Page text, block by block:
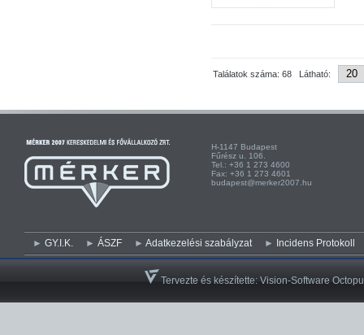
Találatok száma: 68 Látható:
H-1147 Budapest H-
Fűrész u. 106.
Tel.: +36 1 273 4600
Fax: +36 1 273 4601
budapest@merker2007.hu
GY.I.K. ÁSZF Adatkezelési szabályzat Incidens Protokoll
Tervezte és készítette:Vision-Software